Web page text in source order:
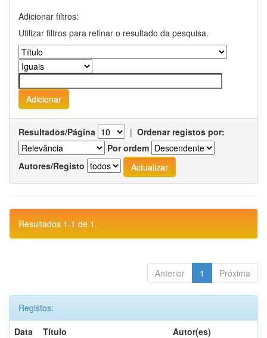
Adicionar filtros:
Utilizar filtros para refinar o resultado da pesquisa.
Resultados/Página | Ordenar registos por:
Por ordem
Autores/Registo
Resultados 1-1 de 1.
Anterior 1 Próxima
Registos:
Data
Título
Autor(es)